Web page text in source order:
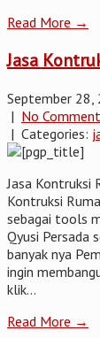
Read More →
Jasa
September 28,
| No
| Categories:
Jasa Kontruksi
Kontruksi
sebagai tools
Qyusi Persada
banyak nya
ingin
klik...
Read More →